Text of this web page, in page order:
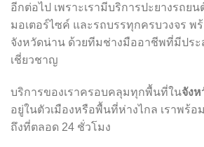
อีกต่อไป เพราะเรามีบริการปะยางรถยน
มอเตอร์ไซค์ และรถบรรทุกครบวงจร พ
จังหวัดน่าน ด้วยทีมช่างมืออาชีพที่มีปร
เชี่ยวชาญ
บริการของเราครอบคลุมทุกพื้นที่ในจัง
อยู่ในตัวเมืองหรือพื้นที่ห่างไกล เราพร้อ
ถึงที่ตลอด 24 ชั่วโมง